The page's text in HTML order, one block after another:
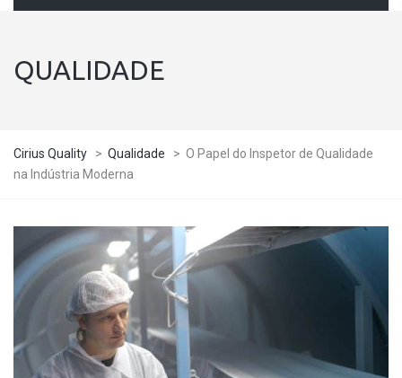
QUALIDADE
Cirius Quality > Qualidade > O Papel do Inspetor de Qualidade
na Indústria Moderna